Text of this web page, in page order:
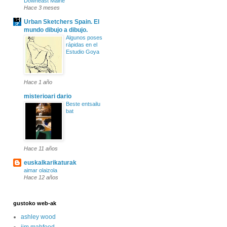
Hace 3 meses
Urban Sketchers Spain. El
mundo dibujo a dibujo.
Algunos poses
rápidas en el
Estudio Goya
Hace 1 año
misterioari dario
Beste entsailu
bat
Hace 11 años
euskalkarikaturak
aimar olaizola
Hace 12 años
gustoko web-ak
ashley wood